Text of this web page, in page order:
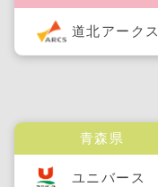
道北アークス
青森県
ユニバース